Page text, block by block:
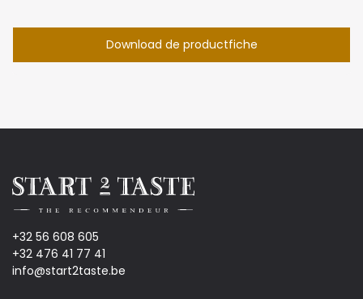
Download de productfiche
+32 56 608 605
+32 476 41 77 41
info@start2taste.be